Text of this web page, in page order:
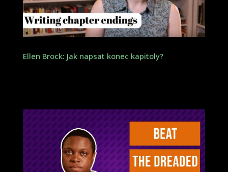
Ellen Brock: Jak napsat konec kapitoly?